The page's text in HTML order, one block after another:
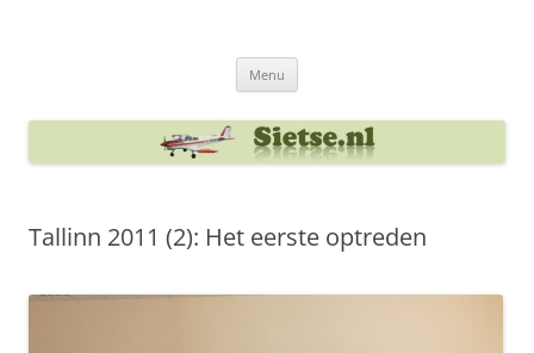
Menu
Tallinn 2011 (2): Het eerste optreden